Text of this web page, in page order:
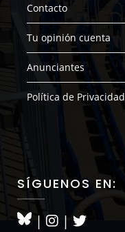
Contacto
Tu opinión cuenta
Anunciantes
Política de Privacidad
SÍGUENOS EN:
| |